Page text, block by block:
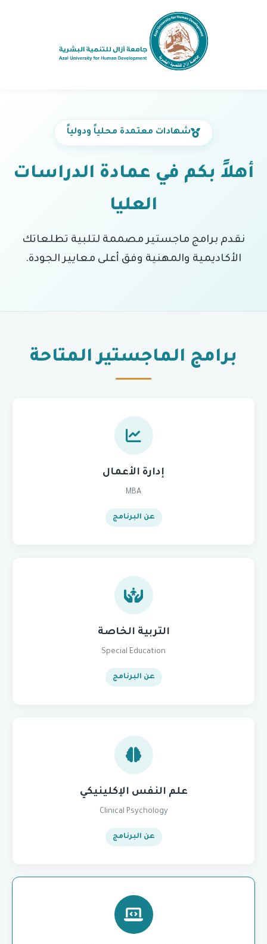
شهادات معتمدة محلياً ودولياً
أهلاً بكم في عمادة الدراسات
العليا
نقدم برامج ماجستير مصممة لتلبية تطلعاتك
الأكاديمية والمهنية وفق أعلى معايير الجودة.
برامج الماجستير المتاحة
إدارة الأعمال
MBA
عن البرنامج
التربية الخاصة
Special Education
عن البرنامج
علم النفس الإكلينيكي
Clinical Psychology
عن البرنامج